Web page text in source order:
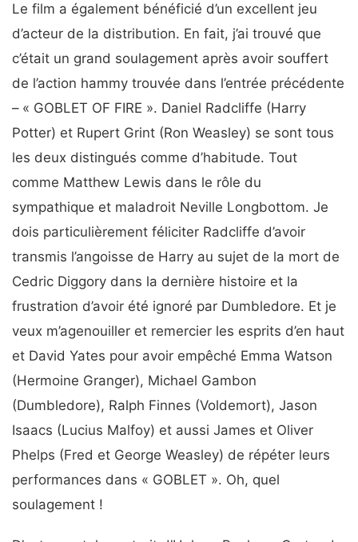
Le film a également bénéficié d’un excellent jeu
d’acteur de la distribution. En fait, j’ai trouvé que
c’était un grand soulagement après avoir souffert
de l’action hammy trouvée dans l’entrée précédente
– « GOBLET OF FIRE ». Daniel Radcliffe (Harry
Potter) et Rupert Grint (Ron Weasley) se sont tous
les deux distingués comme d’habitude. Tout
comme Matthew Lewis dans le rôle du
sympathique et maladroit Neville Longbottom. Je
dois particulièrement féliciter Radcliffe d’avoir
transmis l’angoisse de Harry au sujet de la mort de
Cedric Diggory dans la dernière histoire et la
frustration d’avoir été ignoré par Dumbledore. Et je
veux m’agenouiller et remercier les esprits d’en haut
et David Yates pour avoir empêché Emma Watson
(Hermoine Granger), Michael Gambon
(Dumbledore), Ralph Finnes (Voldemort), Jason
Isaacs (Lucius Malfoy) et aussi James et Oliver
Phelps (Fred et George Weasley) de répéter leurs
performances dans « GOBLET ». Oh, quel
soulagement !